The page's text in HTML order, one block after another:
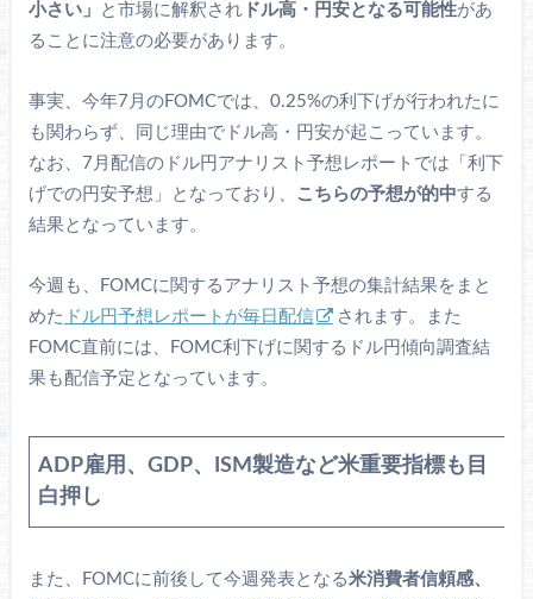
小さい」
と市場に解釈されドル高・円安となる可能性があ
ることに注意の必要があります。
事実、今年7月のFOMCでは、0.25%の利下げが行われたに
も関わらず、同じ理由でドル高・円安が起こっています。
なお、7月配信のドル円アナリスト予想レポートでは「利下
げでの円安予想」となっており、 こちらの予想が的中する
結果となっています。
今週も、FOMCに関するアナリスト予想の集計結果をまと
めた ドル円予想レポートが毎日配信
されます。また
FOMC直前には、FOMC利下げに関するドル円傾向調査結
果も配信予定となっています。
ADP雇用、GDP、ISM製造など米重要指標も目
白押し
また、FOMCに前後して今週発表となる米消費者信頼感、